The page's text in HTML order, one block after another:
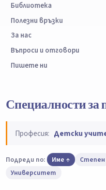
Библиотека
Полезни връзки
За нас
Въпроси и отговори
Пишете ни
Специалности за
Професия: Детски
Подреди по: Име Степен
Университет